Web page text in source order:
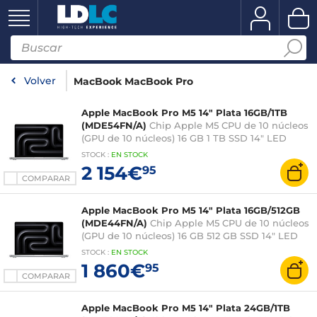
Volver MacBook MacBook Pro
COMPARAR
Apple MacBook Pro M5 14" Plata 16GB/1TB
(MDE54FN/A) Chip Apple M5 CPU de 10 núcleos
(GPU de 10 núcleos) 16 GB 1 TB SSD 14" LED
Liquid Retina XDR Wi-Fi 6E/Bluetooth Webcam
macOS Tahoe
STOCK : EN STOCK
2 154€95
COMPARAR
Apple MacBook Pro M5 14" Plata 16GB/512GB
(MDE44FN/A) Chip Apple M5 CPU de 10 núcleos
(GPU de 10 núcleos) 16 GB 512 GB SSD 14" LED
Liquid Retina XDR Wi-Fi 6E/Bluetooth Webcam
STOCK : EN STOCK
1 860€95
Apple MacBook Pro M5 14" Plata 24GB/1TB